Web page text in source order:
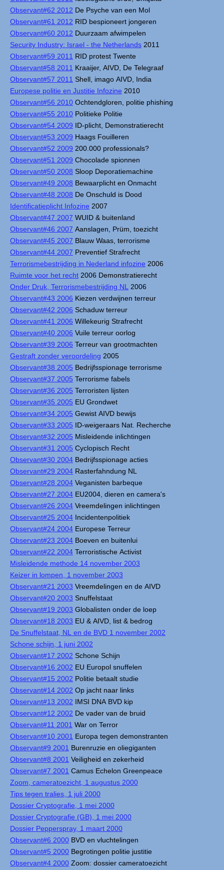
Observant#62 2012 De Psyche van een Mol
Observant#61 2012 RID bespioneert jongeren
Observant#60 2012 Duurzaam afwimpelen
Security Industry: Israel - the Netherlands 2011
Observant#59 2011 RID protest Twente
Observant#58 2011 Kraaijer, AIVD, De Telegraaf
Observant#57 2011 Shell, imago AIVD, India
Europese politie en Justitie Infozine 2010
Observant#56 2010 Ochtendgloren, politie phishing
Observant#55 2010 Politieke Politie
Observant#54 2009 ID-plicht, Demonstratierecht
Observant#53 2009 Haags Fouilleren
Observant#52 2009 200.000 professionals?
Observant#51 2009 Chocolade spionnen
Observant#50 2008 Sloop Deporatiemachine
Observant#49 2008 Bewaarplicht en Onmacht
Observant#48 2008 De Onschuld is Dood
Identificatieplicht Infozine 2007
Observant#47 2007 WUID & buitenland
Observant#46 2007 Aanslagen, Prüm, toezicht
Observant#45 2007 Blauw Waas, terrorisme
Observant#44 2007 Preventief Strafrecht
Terrorismebestrijding in Nederland infozine 2006
Ruimte voor het recht 2006 Demonstratierecht
Onder Druk, Terrorismebestrijding NL
2006
Observant#43 2006 Kiezen verdwijnen terreur
Observant#42 2006 Schaduw terreur
Observant#41 2006 Willekeurig Strafrecht
Observant#40 2006 Vuile terreur oorlog
Observant#39 2006 Terreur van grootmachten
Gestraft zonder veroordeling 2005
Observant#38 2005 Bedrijfsspionage terrorisme
Observant#37 2005 Terrorisme fabels
Observant#36 2005 Terroristen lijsten
Observant#35 2005 EU Grondwet
Observant#34 2005 Gewist AIVD bewijs
Observant#33 2005 ID-weigeraars Nat. Recherche
Observant#32 2005 Misleidende inlichtingen
Observant#31 2005 Cyclopisch Recht
Observant#30 2004 Bedrijfsspionage acties
Observant#29 2004 Rasterfahndung NL
Observant#28 2004 Veganisten barbeque
Observant#27 2004 EU2004, dieren en camera's
Observant#26 2004 Vreemdelingen inlichtingen
Observant#25 2004 Incidentenpolitiek
Observant#24 2004 Europese Terreur
Observant#23 2004 Boeven en buitenlui
Observant#22 2004 Terroristische Activist
Misleidende methode 14 november 2003
Keizer in lompen, 1 november 2003
Observant#21 2003 Vreemdelingen en de AIVD
Observant#20 2003 Snuffelstaat
Observant#19 2003 Globalisten onder de loep
Observant#18 2003 EU & AIVD, list & bedrog
De Snuffelstaat, NL en de BVD 1 november 2002
Schone schijn, 1 juni 2002
Observant#17 2002 Schone Schijn
Observant#16 2002 EU Europol snuffelen
Observant#15 2002 Politie betaalt studie
Observant#14 2002 Op jacht naar links
Observant#13 2002 IMSI DNA BVD kip
Observant#12 2002 De vader van de bruid
Observant#11 2001 War on Terror
Observant#10 2001 Europa tegen demonstranten
Observant#9 2001 Burenruzie en oliegiganten
Observant#8 2001 Veiligheid en zekerheid
Observant#7 2001 Camus Echelon Greenpeace
Zoom, cameratoezicht, 1 augustus 2000
Tips tegen tralies, 1 juli 2000
Dossier Cryptografie, 1 mei 2000
Dossier Cryptografie (GB), 1 mei 2000
Dossier Pepperspray, 1 maart 2000
Observant#6 2000 BVD en vluchtelingen
Observant#5 2000 Begrotingen politie justitie
Observant#4 2000 Zoom: dossier cameratoezicht